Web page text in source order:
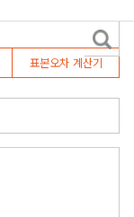
표본오차 계산기